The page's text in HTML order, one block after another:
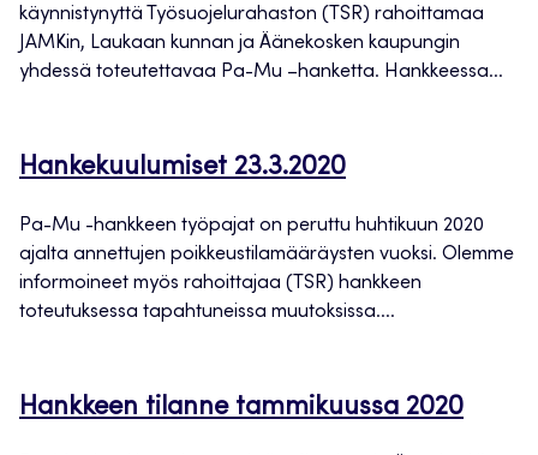
käynnistynyttä Työsuojelurahaston (TSR) rahoittamaa
JAMKin, Laukaan kunnan ja Äänekosken kaupungin
yhdessä toteutettavaa Pa-Mu –hanketta. Hankkeessa...
Hankekuulumiset 23.3.2020
Pa-Mu -hankkeen työpajat on peruttu huhtikuun 2020
ajalta annettujen poikkeustilamääräysten vuoksi. Olemme
informoineet myös rahoittajaa (TSR) hankkeen
toteutuksessa tapahtuneissa muutoksissa....
Hankkeen tilanne tammikuussa 2020